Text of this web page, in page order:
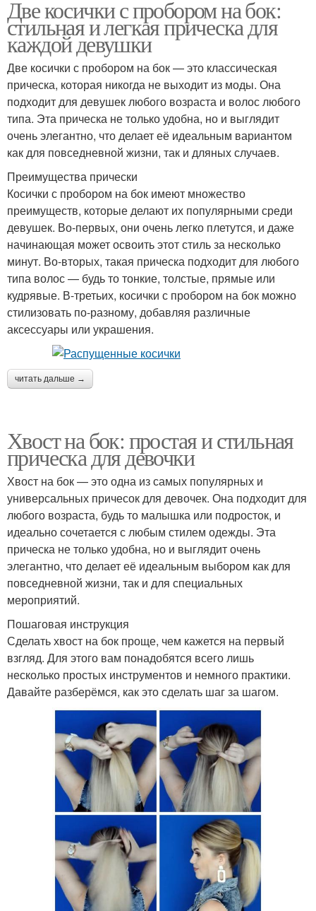
Две косички с пробором на бок:
стильная и легкая прическа для
каждой девушки
Две косички с пробором на бок — это классическая
прическа, которая никогда не выходит из моды. Она
подходит для девушек любого возраста и волос любого
типа. Эта прическа не только удобна, но и выглядит
очень элегантно, что делает её идеальным вариантом
как для повседневной жизни, так и дляных случаев.
Преимущества прически
Косички с пробором на бок имеют множество
преимуществ, которые делают их популярными среди
девушек. Во-первых, они очень легко плетутся, и даже
начинающая может освоить этот стиль за несколько
минут. Во-вторых, такая прическа подходит для любого
типа волос — будь то тонкие, толстые, прямые или
кудрявые. В-третьих, косички с пробором на бок можно
стилизовать по-разному, добавляя различные
аксессуары или украшения.
читать дальше →
Хвост на бок: простая и стильная
прическа для девочки
Хвост на бок — это одна из самых популярных и
универсальных причесок для девочек. Она подходит для
любого возраста, будь то малышка или подросток, и
идеально сочетается с любым стилем одежды. Эта
прическа не только удобна, но и выглядит очень
элегантно, что делает её идеальным выбором как для
повседневной жизни, так и для специальных
мероприятий.
Пошаговая инструкция
Сделать хвост на бок проще, чем кажется на первый
взгляд. Для этого вам понадобятся всего лишь
несколько простых инструментов и немного практики.
Давайте разберёмся, как это сделать шаг за шагом.